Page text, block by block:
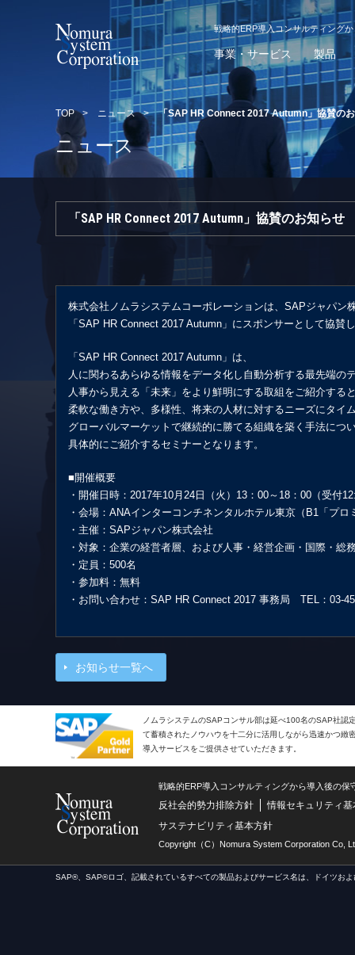
戦略的ERP導入コンサルティング
事業・サービス 製品
TOP > ニュース >「SAP HR Connect 2017 Autumn」協賛の
ニュース
「SAP HR Connect 2017 Autumn」協賛のお知らせ
株式会社ノムラシステムコーポレーションは、SAPジャパン
「SAP HR Connect 2017 Autumn」にスポンサーとして協賛
「SAP HR Connect 2017 Autumn」は、
人に関わるあらゆる情報をデータ化し自動分析する最先端の
人事から見える「未来」をより鮮明にする取組をご紹介する
柔軟な働き方や、多様性、将来の人材に対するニーズにタイ
グローバルマーケットで継続的に勝てる組織を築く手法につ
具体的にご紹介するセミナーとなります。
■開催概要
・開催日時：2017年10月24日（火）13：00～18：00（受付
・会場：ANAインターコンチネンタルホテル東京（B1「プロ
・主催：SAPジャパン株式会社
・対象：企業の経営者層、および人事・経営企画・国際・総
・定員：500名
・参加料：無料
・お問い合わせ：SAP HR Connect 2017 事務局 TEL：03-
お知らせ一覧へ
ノムラシステムのSAPコンサル部は延べ100名のSAP社認
て蓄積されたノウハウを十二分に活用しながら迅速かつ緻
導入サービスをご提供させていただきます。
戦略的ERP導入コンサルティングから導入後の
反社会的勢力排除方針
情報セキュリティ基
サステナビリティ基本方針
Copyright（C）Nomura System Corporation Co,
SAP®、SAP®ロゴ、記載されているすべての製品およびサービス名は、ドイツお